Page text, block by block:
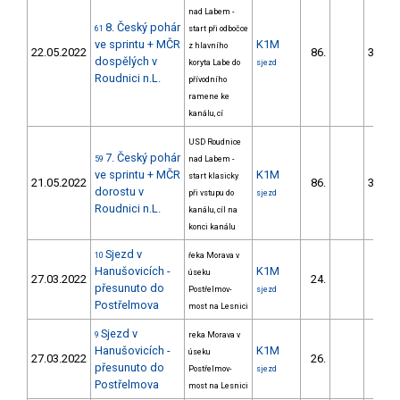
22.05.2022
61 8. Český pohár
ve sprintu + MČR
dospělých v
Roudnici n.L.
nad Labem -
start při odbočce
z hlavního
koryta Labe do
přívodního
ramene ke
kanálu, cí
K1M
sjezd
86.
21.05.2022
59 7. Český pohár
ve sprintu + MČR
dorostu v
Roudnici n.L.
USD Roudnice
nad Labem -
start klasicky
při vstupu do
kanálu, cíl na
konci kanálu
K1M
sjezd
86.
27.03.2022
10 Sjezd v
Hanušovicích -
přesunuto do
Postřelmova
řeka Morava v
úseku
Postřelmov-
most na Lesnici
K1M
sjezd
24.
27.03.2022
9 Sjezd v
Hanušovicích -
přesunuto do
Postřelmova
reka Morava v
úseku
Postřelmov-
most na Lesnici
K1M
sjezd
26.